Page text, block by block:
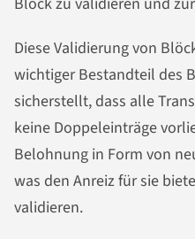
Diese Validierung von
wichtiger Bestandteil des
sicherstellt, dass alle
keine Doppeleinträge
Belohnung in Form von
was den Anreiz für sie
validieren.